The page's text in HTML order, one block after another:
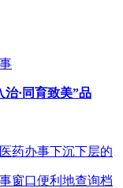
·同育致美”品
药办事下沉下层的
窗口便利地查询档